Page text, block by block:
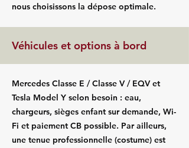
nous choisissons la dépose optimale.
Véhicules et options à bord
Mercedes Classe E / Classe V / EQV et
Tesla Model Y selon besoin : eau,
chargeurs, sièges enfant sur demande, Wi-
Fi et paiement CB possible. Par ailleurs,
une tenue professionnelle (costume) est